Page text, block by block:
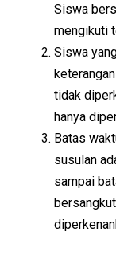
Siswa
mengikuti
Siswa
tidak
hanya
Batas
susulan
sampai